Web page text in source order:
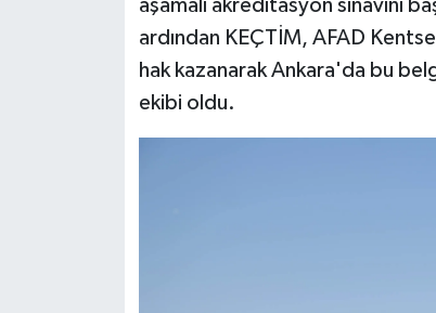
aşamalı akreditasyon sınavını
ardından KEÇTİM, AFAD
hak kazanarak Ankara'da bu
ekibi oldu.
Teknoloji